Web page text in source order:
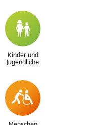
Kinder und
Jugendliche